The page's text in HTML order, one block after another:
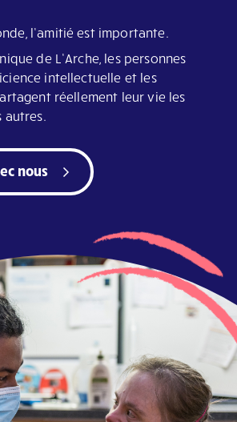
l’amitié est importante.
de L’Arche, les personnes
intellectuelle et les
réellement leur vie les
autres.
nous